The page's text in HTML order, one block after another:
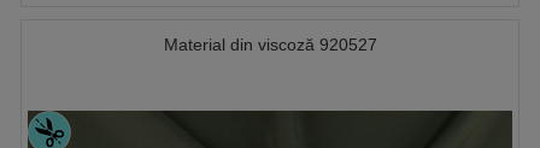
Material din viscoză 920527